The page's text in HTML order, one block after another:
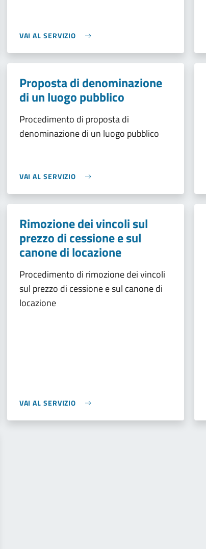
VAI AL SERVIZIO
Proposta di denominazione
di un luogo pubblico
Procedimento di proposta di
denominazione di un luogo pubblico
VAI AL SERVIZIO
Rimozione dei vincoli sul
prezzo di cessione e sul
canone di locazione
Procedimento di rimozione dei vincoli
sul prezzo di cessione e sul canone di
locazione
VAI AL SERVIZIO